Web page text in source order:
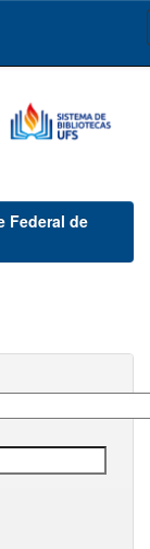
Federal de